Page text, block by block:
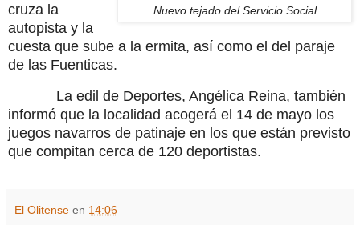
Nuevo tejado del Servicio Social
cruza la
autopista y la
cuesta que sube a la ermita, así como el del paraje
de las Fuenticas.
La edil de Deportes, Angélica Reina, también
informó que la localidad acogerá el 14 de mayo los
juegos navarros de patinaje en los que están previsto
que compitan cerca de 120 deportistas.
El Olitense en 14:06